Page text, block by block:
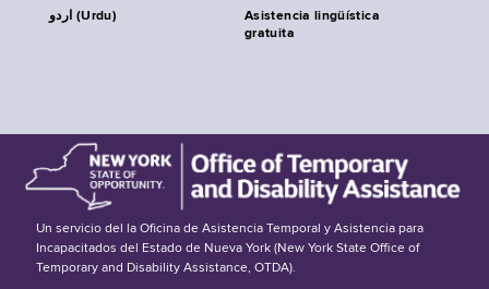
اردو (Urdu)
Asistencia lingüística
gratuita
Un servicio del la Oficina de Asistencia Temporal y Asistencia para
Incapacitados del Estado de Nueva York (New York State Office of
Temporary and Disability Assistance, OTDA).